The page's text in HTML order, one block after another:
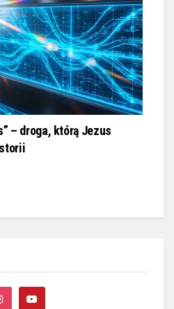
– droga, którą Jezus